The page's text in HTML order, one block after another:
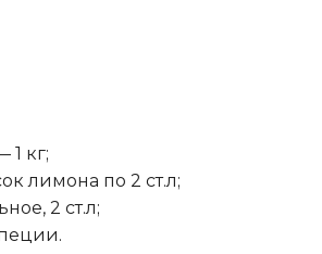
1 кг;
лимона по 2 ст.л;
2 ст.л;